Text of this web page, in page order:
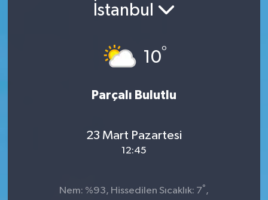
İstanbul
10°
Parçalı Bulutlu
23 Mart Pazartesi
12:45
Nem: %93, Hissedilen Sıcaklık: 7° ,